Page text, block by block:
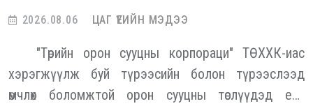
2026.08.06 ЦАГ ҮЕИЙН МЭДЭЭ
"Төрийн орон сууцны корпораци" ТӨХХК-иас
хэрэгжүүлж буй түрээсийн болон түрээслээд
өмчлөх боломжтой орон сууцны төслүүдэд есөн